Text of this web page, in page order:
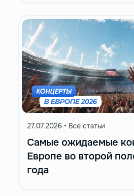
27.07.2026 • Все статьи
Самые ожидаемые
Европе во второй
года